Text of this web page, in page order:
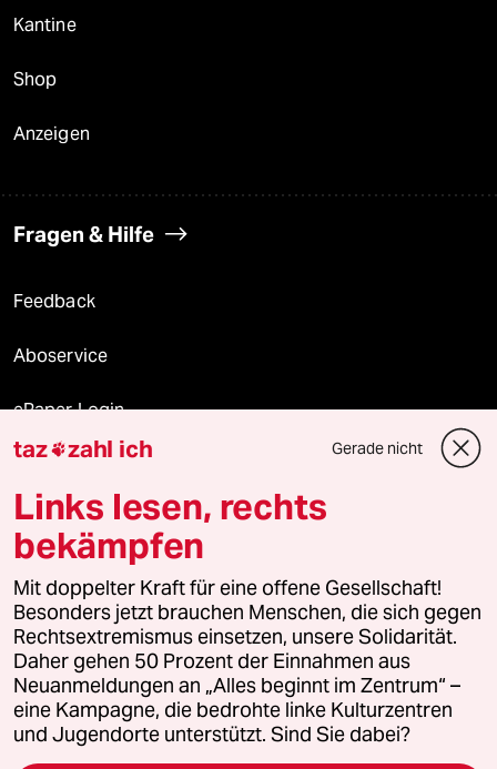
Kantine
Shop
Anzeigen
Fragen & Hilfe
Feedback
Aboservice
ePaper Login
Downloads für Abonnierende
© 2026 taz Verlags und Vertriebs GmbH
Alle Rechte vorbehalten. Bei rechtlichen Fragen oder für Genehmigungen
wenden Sie sich bitte an lizenzen@taz.de
Feedback Redaktionsstatut Kommune-Richtlinien
Leitlinie Informant Datenschutz Impressum AGB
taz zahl ich Gerade nicht
Links lesen, rechts
bekämpfen
Mit doppelter Kraft für eine offene Gesellschaft!
Besonders jetzt brauchen Menschen, die sich gegen
Rechtsextremismus einsetzen, unsere Solidarität.
Daher gehen 50 Prozent der Einnahmen aus
Neuanmeldungen an „Alles beginnt im Zentrum“ –
eine Kampagne, die bedrohte linke Kulturzentren
und Jugendorte unterstützt. Sind Sie dabei?